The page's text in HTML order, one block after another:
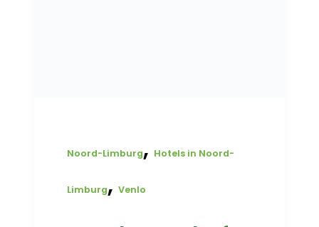
Noord-Limburg, Hotels in Noord-
Limburg,Venlo